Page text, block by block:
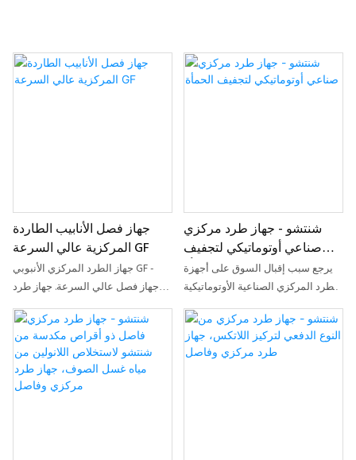
جهاز فصل الأنابيب الطاردة
المركزية عالي السرعة GF
جهاز الطرد المركزي الأنبوبي GF -
جهاز فصل عالي السرعة. جهاز طرد
مركزي أنبوبي GF عالي الأداء مصمم
لفصل المواد المختلفة بكفاءة، مما
يضمن نتائج موثوقة ودقيقة في
تطبيقات متنوعة. الميزات: أداء
ديناميكي يوفر فصلًا عالي السرعة
والكفاءة، هيكل متين وموثوق من
شنتشو - جهاز طرد مركزي
صناعي أوتوماتيكي لتجفيف
الحمأة
يرجع سبب إقبال السوق على أجهزة
الطرد المركزي الصناعية الأوتوماتيكية
لتجفيف الحمأة إلى التركيز على البحث
والتطوير عالي التقنية. كما أنها
مصممة لتلبية احتياجات جميع أنواع
العملاء في السوق.